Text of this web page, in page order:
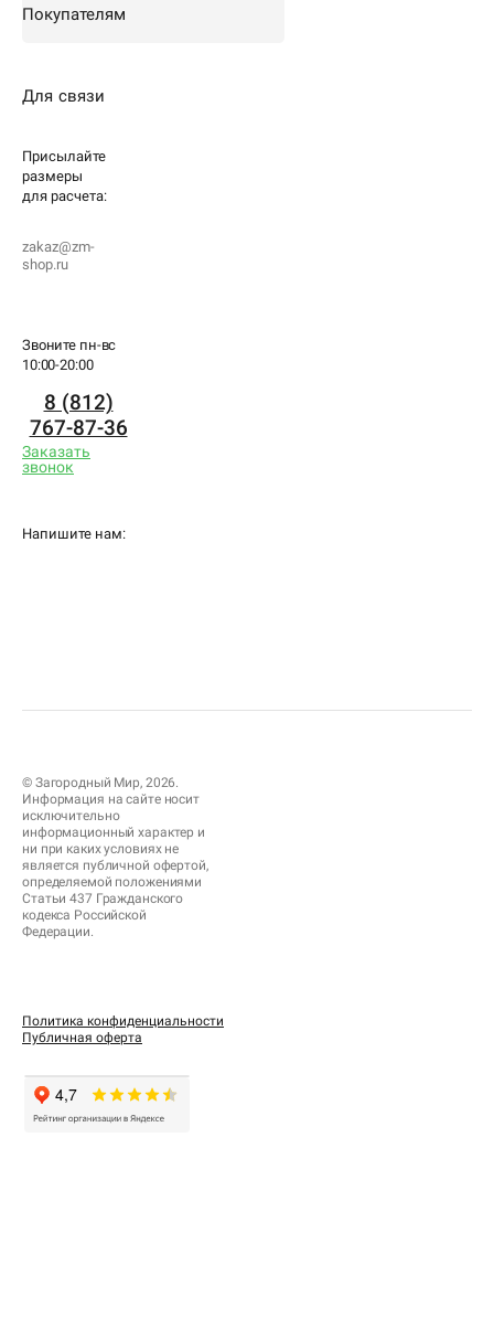
Покупателям
Для связи
Присылайте
размеры
для расчета:
zakaz@zm-
shop.ru
Звоните пн-вс
10:00-20:00
8 (812)
767-87-36
Заказать
звонок
Напишите нам:
© Загородный Мир, 2026.
Информация на сайте носит
исключительно
информационный характер и
ни при каких условиях не
является публичной офертой,
определяемой положениями
Статьи 437 Гражданского
кодекса Российской
Федерации.
Политика конфиденциальности
Публичная оферта